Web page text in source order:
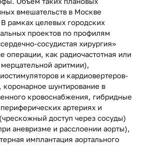
вмешательств в Москве
В рамках целевых городских
проектов по профилям
сосудистая хирургия»
операции, как радиочастотная или
аритмии),
и кардиовертеров-
коронарное шунтирование в
кровоснабжения, гибридные
артериях и
доступ через сосуды)
аневризме и расслоении аорты),
имплантация аортального